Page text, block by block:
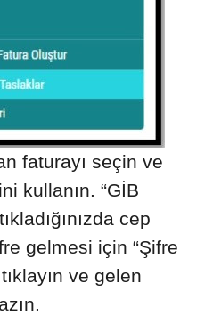
faturayı seçin ve
kullanın. “GİB
cep
gelmesi için “Şifre
ve gelen